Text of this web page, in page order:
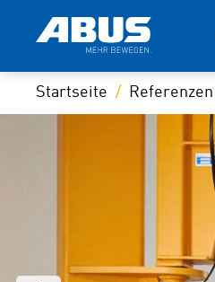
Startseite Referenzen